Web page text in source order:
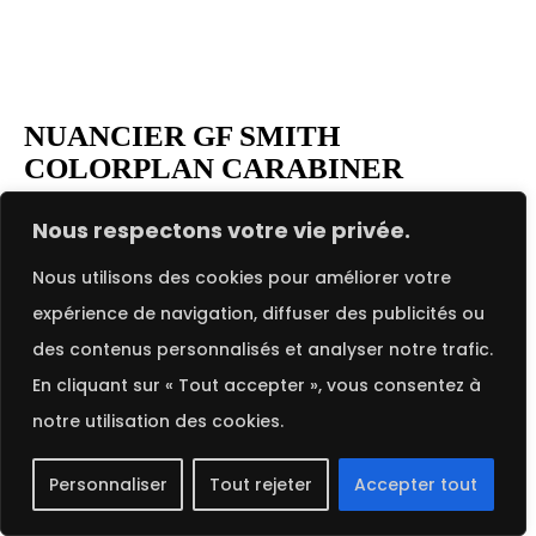
Nous respectons votre vie privée.
Nous utilisons des cookies pour améliorer votre
expérience de navigation, diffuser des publicités ou
des contenus personnalisés et analyser notre trafic.
En cliquant sur « Tout accepter », vous consentez à
notre utilisation des cookies.
Personnaliser Tout rejeter Accepter tout
NUANCIER GF SMITH
COLORPLAN CARABINER
Le nuancier GF Smith Colorplan Carabiner existe
toutes les teintes, textures et grammages, tout
en étant également inclus dans le prestigieux
nuancier général GF Smith.
Pour commander le nuancier
Carabiner,cliquez ici